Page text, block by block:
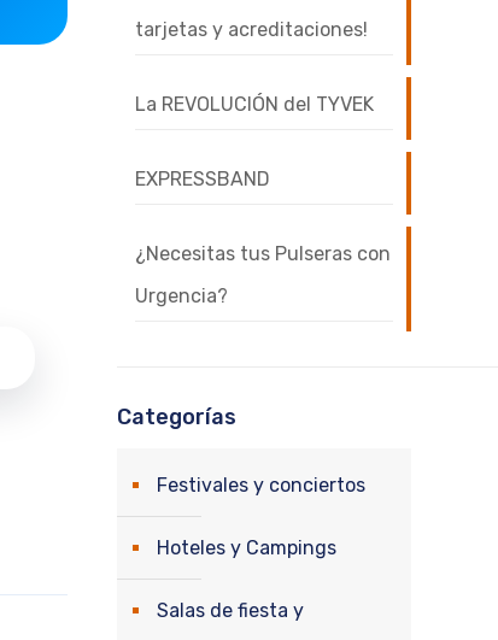
tarjetas y acreditaciones!
La REVOLUCIÓN del TYVEK
EXPRESSBAND
¿Necesitas tus Pulseras con
Urgencia?
Categorías
Festivales y conciertos
Hoteles y Campings
Salas de fiesta y